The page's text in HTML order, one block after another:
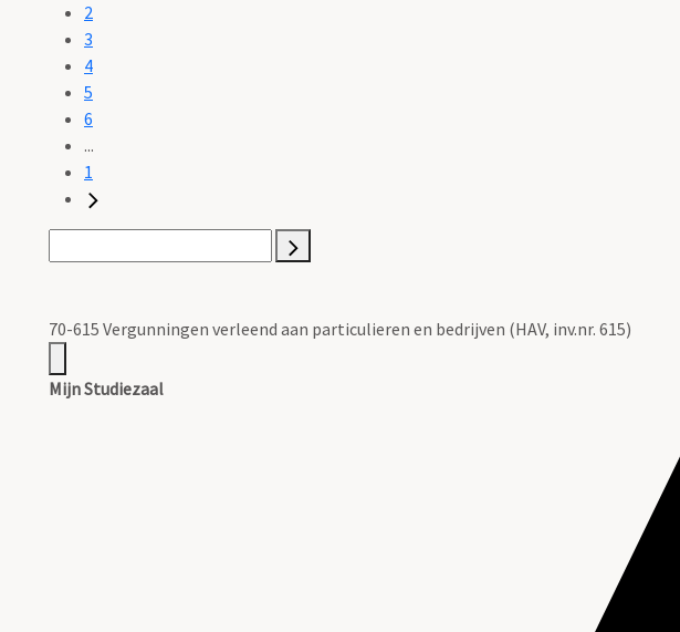
2
3
4
5
6
...
1
70-615 Vergunningen verleend aan particulieren en bedrijven (HAV, inv.nr. 615)
Mijn Studiezaal